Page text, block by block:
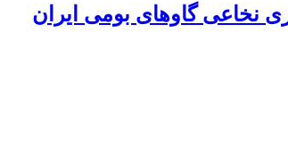
نخاعی گاوهای بومی ایران